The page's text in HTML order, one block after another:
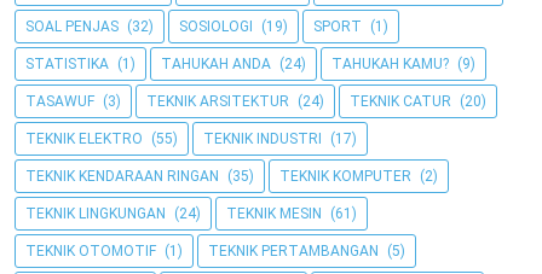
SOAL PENJAS (32) SOSIOLOGI (19) SPORT (1)
STATISTIKA (1) TAHUKAH ANDA (24) TAHUKAH KAMU? (9)
TASAWUF (3) TEKNIK ARSITEKTUR (24) TEKNIK CATUR (20)
TEKNIK ELEKTRO (55) TEKNIK INDUSTRI (17)
TEKNIK KENDARAAN RINGAN (35) TEKNIK KOMPUTER (2)
TEKNIK LINGKUNGAN (24) TEKNIK MESIN (61)
TEKNIK OTOMOTIF (1) TEKNIK PERTAMBANGAN (5)